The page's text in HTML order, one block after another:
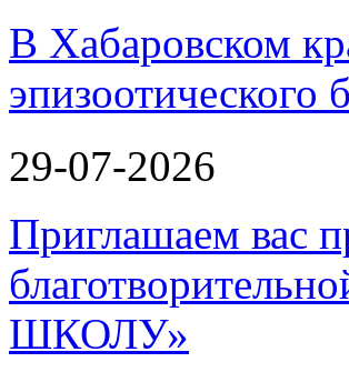
В Хабаровском
эпизоотического
29-07-2026
Приглашаем вас
ШКОЛУ»